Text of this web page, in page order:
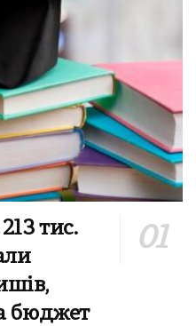
тис.
бюджет